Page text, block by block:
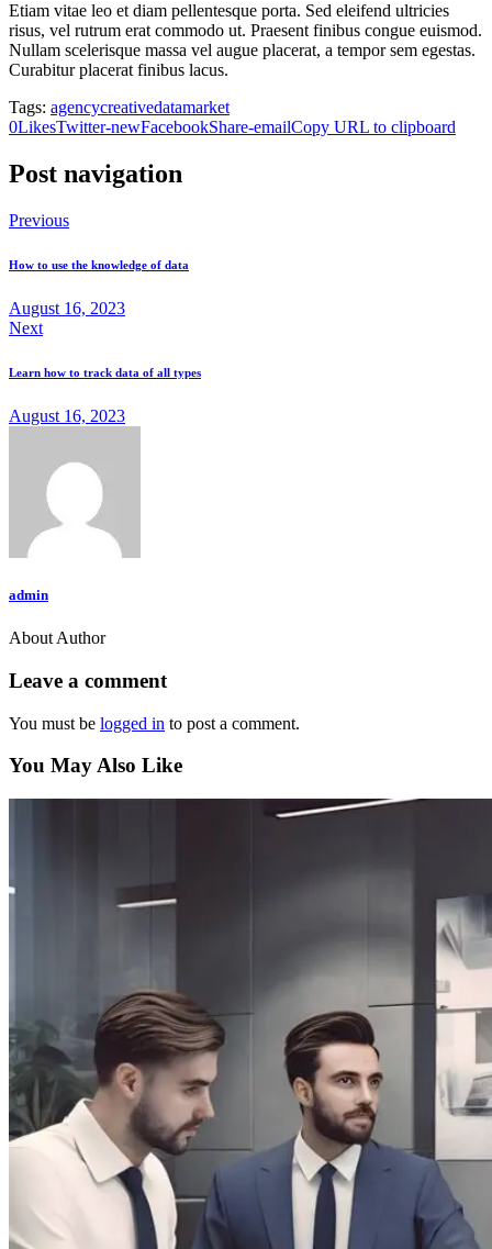
Etiam vitae leo et diam pellentesque porta. Sed eleifend ultricies
risus, vel rutrum erat commodo ut. Praesent finibus congue euismod.
Nullam scelerisque massa vel augue placerat, a tempor sem egestas.
Curabitur placerat finibus lacus.
Tags: agencycreativedatamarket
0LikesTwitter-newFacebookShare-emailCopy URL to clipboard
Post navigation
Previous
How to use the knowledge of data
August 16, 2023
Next
Learn how to track data of all types
August 16, 2023
admin
About Author
Leave a comment
You must be logged in to post a comment.
You May Also Like